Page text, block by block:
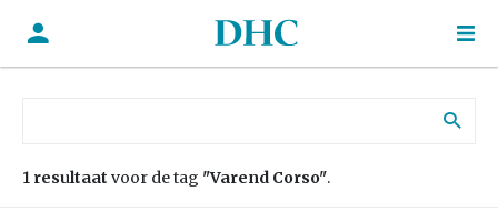
1 resultaat voor de tag "Varend Corso".